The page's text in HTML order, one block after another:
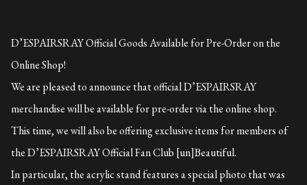
D’ESPAIRSRAY Official Goods Available for Pre-Order on the
Online Shop!
We are pleased to announce that official D’ESPAIRSRAY
merchandise will be available for pre-order via the online shop.
This time, we will also be offering exclusive items for members of
the D’ESPAIRSRAY Official Fan Club [un]Beautiful.
In particular, the acrylic stand features a special photo that was